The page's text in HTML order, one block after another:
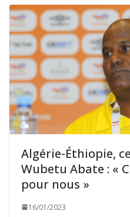
Algérie-Éthiopie,
Wubetu Abate : «
pour nous »
16/01/2023